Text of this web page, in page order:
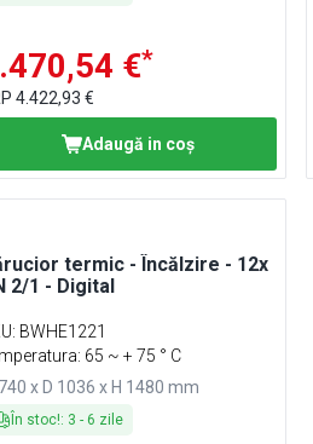
€*
4.422,93 €
Adaugă in coş
termic - Încălzire - 12x
2/1 - Digital
: BWHE1221
65 ~ + 75 ° C
x D 1036 x H 1480 mm
În stoc!: 3 - 6 zile